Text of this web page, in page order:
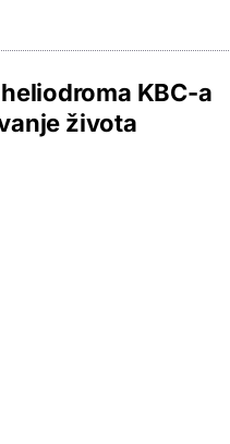
KBC-a
života